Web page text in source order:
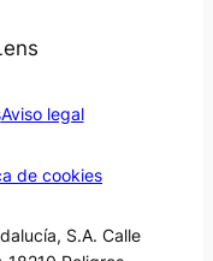
Aviso legal
de cookies
S.A. Calle